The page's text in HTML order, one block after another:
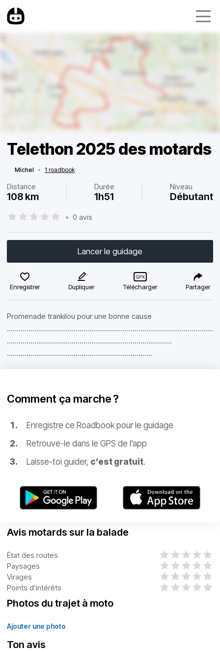
Telethon 2025 des motards
Michel • 1 roadbook
Distance
108 km
Durée
1h51
Niveau
Débutant
• 0 avis
Lancer le guidage
Enregistrer Dupliquer Télécharger Partager
Promenade trankilou pour une bonne cause
.........................................................................................................
....................................................................................
..........................................................................
Comment ça marche ?
Enregistre ce Roadbook pour le guidage
Retrouve-le dans le GPS de l’app
Laisse-toi guider, c’est gratuit.
Avis motards sur la balade
État des routes
Paysages
Virages
Points d’intérêts
Photos du trajet à moto
Ajouter une photo
Ton avis